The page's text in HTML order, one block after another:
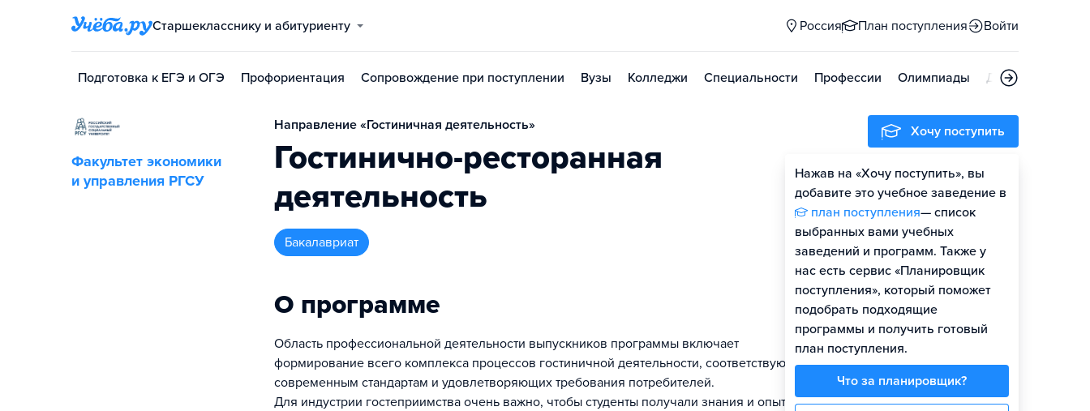
Старшекласснику и абитуриенту Россия План поступления Войти
Подготовка к ЕГЭ и ОГЭ Профориентация Сопровождение при поступлении Вузы Колледжи Специальности Профессии Олимпиады Дни открытых
Факультет экономики
и управления РГСУ
Направление «Гостиничная деятельность»
Гостинично-ресторанная
деятельность
бакалавриат
О программе
Область профессиональной деятельности выпускников программы включает
формирование всего комплекса процессов гостиничной деятельности, соответствующих
современным стандартам и удовлетворяющих требования потребителей.
Для индустрии гостеприимства очень важно, чтобы студенты получали знания и опыт от
Хочу поступить
Нажав на «Хочу поступить», вы
добавите это учебное заведение в
план поступления— список
выбранных вами учебных
заведений и программ. Также у
нас есть сервис «Планировщик
поступления», который поможет
подобрать подходящие
программы и получить готовый
план поступления.
Что за планировщик?
Оценить шансы